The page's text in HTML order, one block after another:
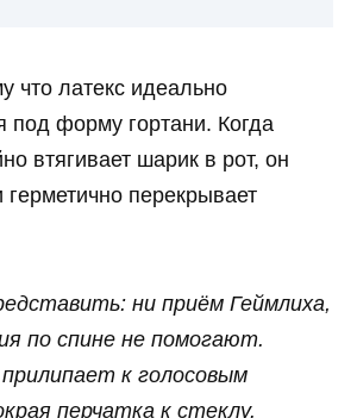
что латекс идеально
под форму гортани. Когда
втягивает шарик в рот, он
герметично перекрывает
ни приём Геймлиха,
по спине не помогают.
к голосовым
перчатка к стеклу.